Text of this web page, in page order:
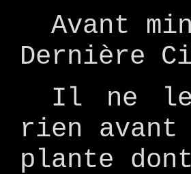
Avant
Dernière
Il ne
rien
plante